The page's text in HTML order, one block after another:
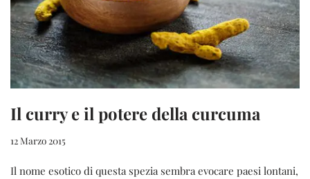
Il curry e il potere della curcuma
12 Marzo 2015
Il nome esotico di questa spezia sembra evocare paesi lontani,